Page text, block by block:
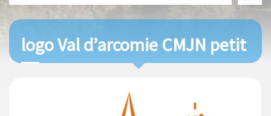
logo Val d’arcomie CMJN petit